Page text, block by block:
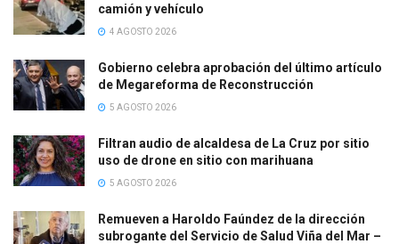
camión y vehículo
4 AGOSTO 2026
Gobierno celebra aprobación del último artículo
de Megareforma de Reconstrucción
5 AGOSTO 2026
Filtran audio de alcaldesa de La Cruz por sitio
uso de drone en sitio con marihuana
5 AGOSTO 2026
Remueven a Haroldo Faúndez de la dirección
subrogante del Servicio de Salud Viña del Mar –